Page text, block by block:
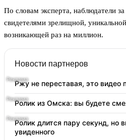
По словам эксперта, наблюдатели
свидетелями зрелищной,
возникающей раз на миллион.
Новости партнеров
Ржу не переставая, это видео
Ролик из Омска: вы будете
Ролик длится пару секунд, но
увиденного